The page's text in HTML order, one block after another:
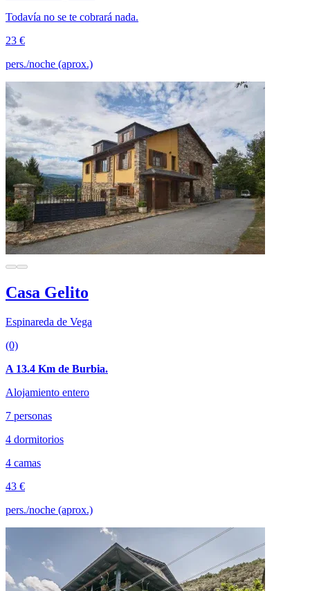
Todavía no se te cobrará nada.
23 €
pers./noche (aprox.)
Casa Gelito
Espinareda de Vega
(0)
A 13.4 Km de Burbia.
Alojamiento entero
7 personas
4 dormitorios
4 camas
43 €
pers./noche (aprox.)